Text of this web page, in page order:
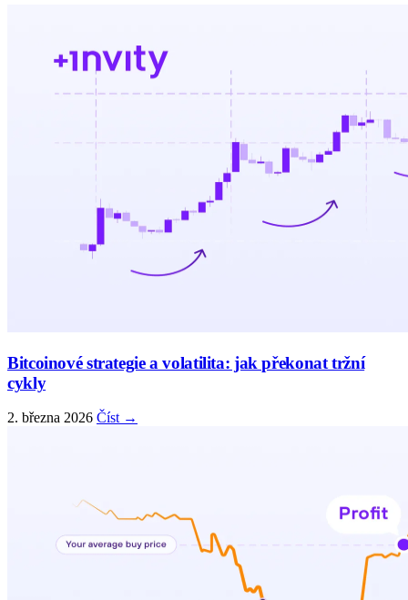
Bitcoinové strategie a volatilita: jak překonat tržní
cykly
2. března 2026 Číst →